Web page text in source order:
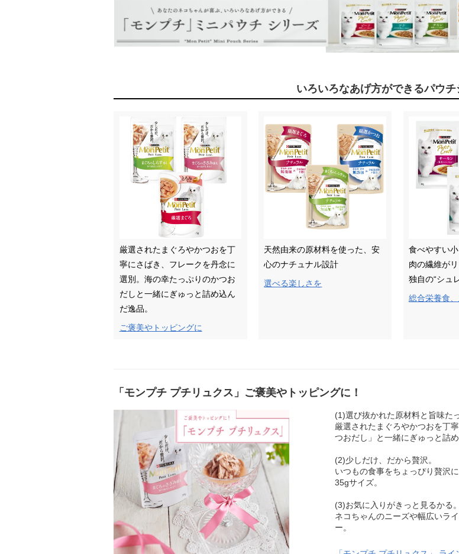
いろいろなあげ方ができるパウ
厳選されたまぐろやかつおを丁
寧にさばき、フレークを丹念に
選別。海の幸たっぷりのかつお
だしと一緒にぎゅっと詰め込ん
だ逸品。
ご褒美やトッピングに
天然由来の原材料を使った、安
心のナチュナル設計
選べる楽しさを
食べやすい小
肉の繊維が
独自の“シュ
総合栄養食
「モンプチ プチリュクス」ご褒美やトッピングに！
(1)選び抜かれた原材料と旨味た
厳選されたまぐろやかつおを丁
つおだし」と一緒にぎゅっと詰め
(2)少しだけ、だから贅沢。
いつもの食事をちょっぴり贅沢
35gサイズ。
(3)お気に入りがきっと見るかる。
ネコちゃんのニーズや幅広いラ
ー。